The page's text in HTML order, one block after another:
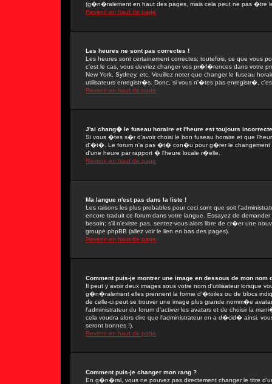
(g�n�ralement en haut des pages, mais cela peut ne pas �tre
Revenir en haut de page
Les heures ne sont pas correctes !
Les heures sont certainement correctes; toutefois, ce que vous
c'est le cas, vous devriez changer vos pr�f�rences dans votre
New York, Sydney, etc. Veuillez noter que changer le fuseau
utilisateurs enregistr�s. Donc, si vous n'�tes pas enregistr�,
Revenir en haut de page
J'ai chang� le fuseau horaire et l'heure est toujours
Si vous �tes s�r d'avoir choisi le bon fuseau horaire et que
d'�t�. Le forum n'a pas �t� con�u pour g�rer le
d'une heure par rapport � l'heure locale r�elle.
Revenir en haut de page
Ma langue n'est pas dans la liste !
Les raisons les plus probables pour ceci sont que soit
encore traduit ce forum dans votre langue. Essayez de
besoin; s'il n'existe pas, sentez-vous alors libre de cr�er une
groupe phpBB (allez voir le lien en bas des pages).
Revenir en haut de page
Comment puis-je montrer une image en dessous de mon nom
Il peut y avoir deux images sous votre nom d'utilisateur lorsque
g�n�ralement elles prennent la forme d'�toiles ou de blocs
de celle-ci peut se trouver une image plus grande nomm�e
l'administrateur du forum d'activer les avatars et de choisir la
cela voudra alors dire que l'administrateur en a d�cid� ainsi,
seront bonnes !).
Revenir en haut de page
Comment puis-je changer mon rang ?
En g�n�ral, vous ne pouvez pas directement changer le titre